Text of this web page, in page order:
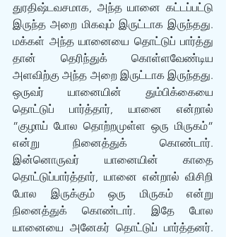
துரதிஷ்டவசமாக, அந்த யானை கட்டப்பட்டு
இருந்த அறை மிகவும் இருட்டாக இருந்தது.
மக்கள் அந்த யானையை தொட்டுப் பார்த்து
தான் தெரிந்துக் கொள்ளவேண்டிய
அளவிற்கு அந்த அறை இருட்டாக இருந்தது.
ஒருவர் யானையின் தும்பிக்கையை
தொட்டுப் பார்த்தார், யானை என்றால்
”குழாய் போல தொற்றமுள்ள ஒரு மிருகம்”
என்று நினைத்துக் கொண்டார்.
இன்னொருவர் யானையின் காதை
தொட்டுப்பார்த்தார், யானை என்றால் விசிறி
போல இருக்கும் ஒரு மிருகம் என்று
நினைத்துக் கொண்டார். இதே போல
யானையை அனேகர் தொட்டுப் பார்த்தனர்.